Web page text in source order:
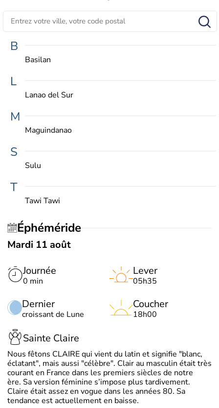
B
Basilan
L
Lanao del Sur
M
Maguindanao
S
Sulu
T
Tawi Tawi
Éphéméride
Mardi 11 août
Journée
0 min
Dernier
croissant de Lune
Lever
05h35
Coucher
18h00
Sainte Claire
Nous fêtons CLAIRE qui vient du latin et signifie "blanc,
éclatant", mais aussi "célèbre". Clair au masculin était très
courant en France dans les premiers siècles de notre
ère. Sa version féminine s’impose plus tardivement.
Claire était assez en vogue dans les années 80. Sa
tendance est actuellement en baisse.